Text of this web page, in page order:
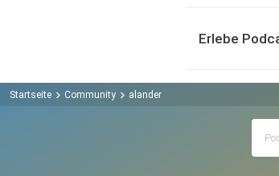
Erlebe
Startseite Community alander